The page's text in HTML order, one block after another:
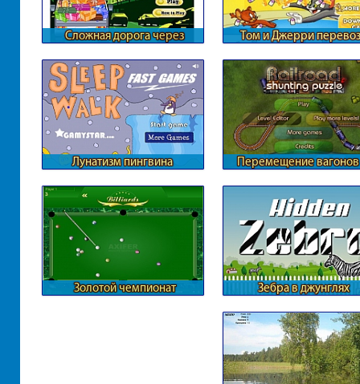
Сложная дорога через
Том и Джерри
Лунатизм пингвина
Перемещение вагонов
Золотой чемпионат
Зебра в джунглях